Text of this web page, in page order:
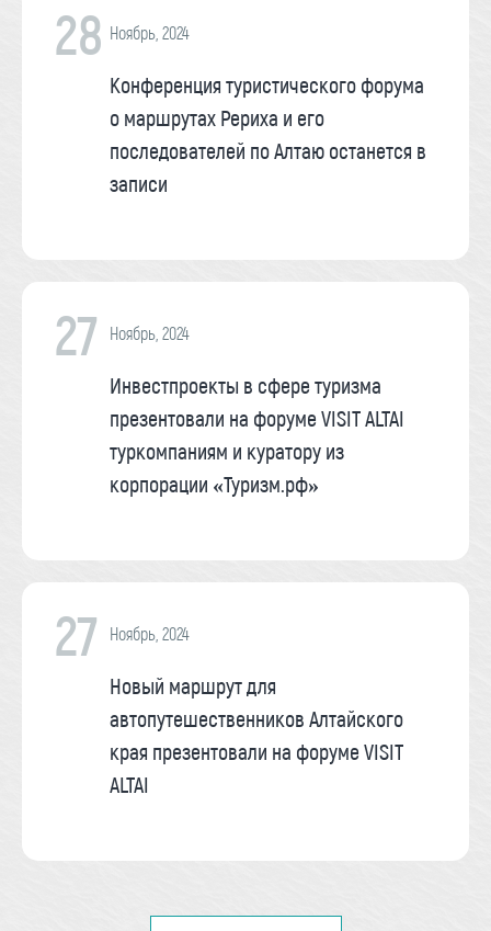
28 Ноябрь, 2024
Конференция туристического форума
о маршрутах Рериха и его
последователей по Алтаю останется в
записи
27 Ноябрь, 2024
Инвестпроекты в сфере туризма
презентовали на форуме VISIT ALTAI
туркомпаниям и куратору из
корпорации «Туризм.рф»
27 Ноябрь, 2024
Новый маршрут для
автопутешественников Алтайского
края презентовали на форуме VISIT
ALTAI